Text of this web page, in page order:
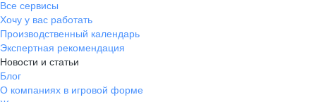
Все сервисы
Хочу у вас работать
Производственный календарь
Экспертная рекомендация
Новости и статьи
Блог
О компаниях в игровой форме